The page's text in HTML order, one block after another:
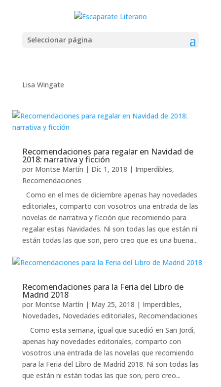
Seleccionar página
Lisa Wingate
Recomendaciones para regalar en Navidad de
2018: narrativa y ficción
por Montse Martín | Dic 1, 2018 | Imperdibles,
Recomendaciones
Como en el mes de diciembre apenas hay novedades
editoriales, comparto con vosotros una entrada de las
novelas de narrativa y ficción que recomiendo para
regalar estas Navidades. Ni son todas las que están ni
están todas las que son, pero creo que es una buena...
Recomendaciones para la Feria del Libro de
Madrid 2018
por Montse Martín | May 25, 2018 | Imperdibles,
Novedades, Novedades editoriales, Recomendaciones
Como esta semana, igual que sucedió en San Jordi,
apenas hay novedades editoriales, comparto con
vosotros una entrada de las novelas que recomiendo
para la Feria del Libro de Madrid 2018. Ni son todas las
que están ni están todas las que son, pero creo...